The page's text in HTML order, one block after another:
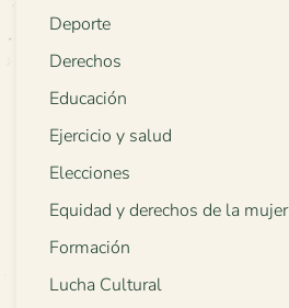
Deporte
Derechos
Educación
Ejercicio y salud
Elecciones
Equidad y derechos de la mujer
Formación
Lucha Cultural